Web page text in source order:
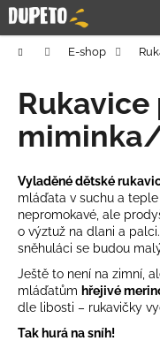
Prejsť
na
obsah
DomovE-shop
Rukavice
Vyladěné dětské
mláďata v suchu a
nepromokavé, ale
o výztuž na dlani a
sněhuláci se budou
Ještě to není na zimní,
mláďatům hřejivé
dle libosti – rukavičky
Tak hurá na sníh!
K
o
Č
o
p
t
r
e
b
u
j
e